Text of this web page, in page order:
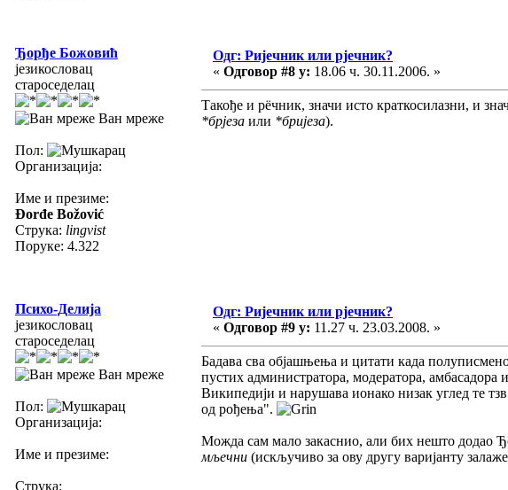
Ђорђе Божовић
језикословац
староседелац
Ван мреже
Пол:
Организација:
Име и презиме:
Đorđe Božović
Струка: lingvist
Поруке: 4.322
Одг: Ријечник или рјечник?
« Одговор #8 у: 18.06 ч. 30.11.2006. »
Такође и рëчник, значи исто краткосилазни, и
*брјеза или *бријеза).
Психо-Делија
језикословац
староседелац
Ван мреже
Пол:
Организација:
Име и презиме:
Струка:
Одг: Ријечник или рјечник?
« Одговор #9 у: 11.27 ч. 23.03.2008. »
Бадава сва објашњења и цитати када
пустих администратора, модератора, амбасадора
Википедији и нарушава ионако низак углед те
од рођења".
Можда сам мало закаснио, али бих нешто додао
мљечни (искључиво за ову другу варијанту